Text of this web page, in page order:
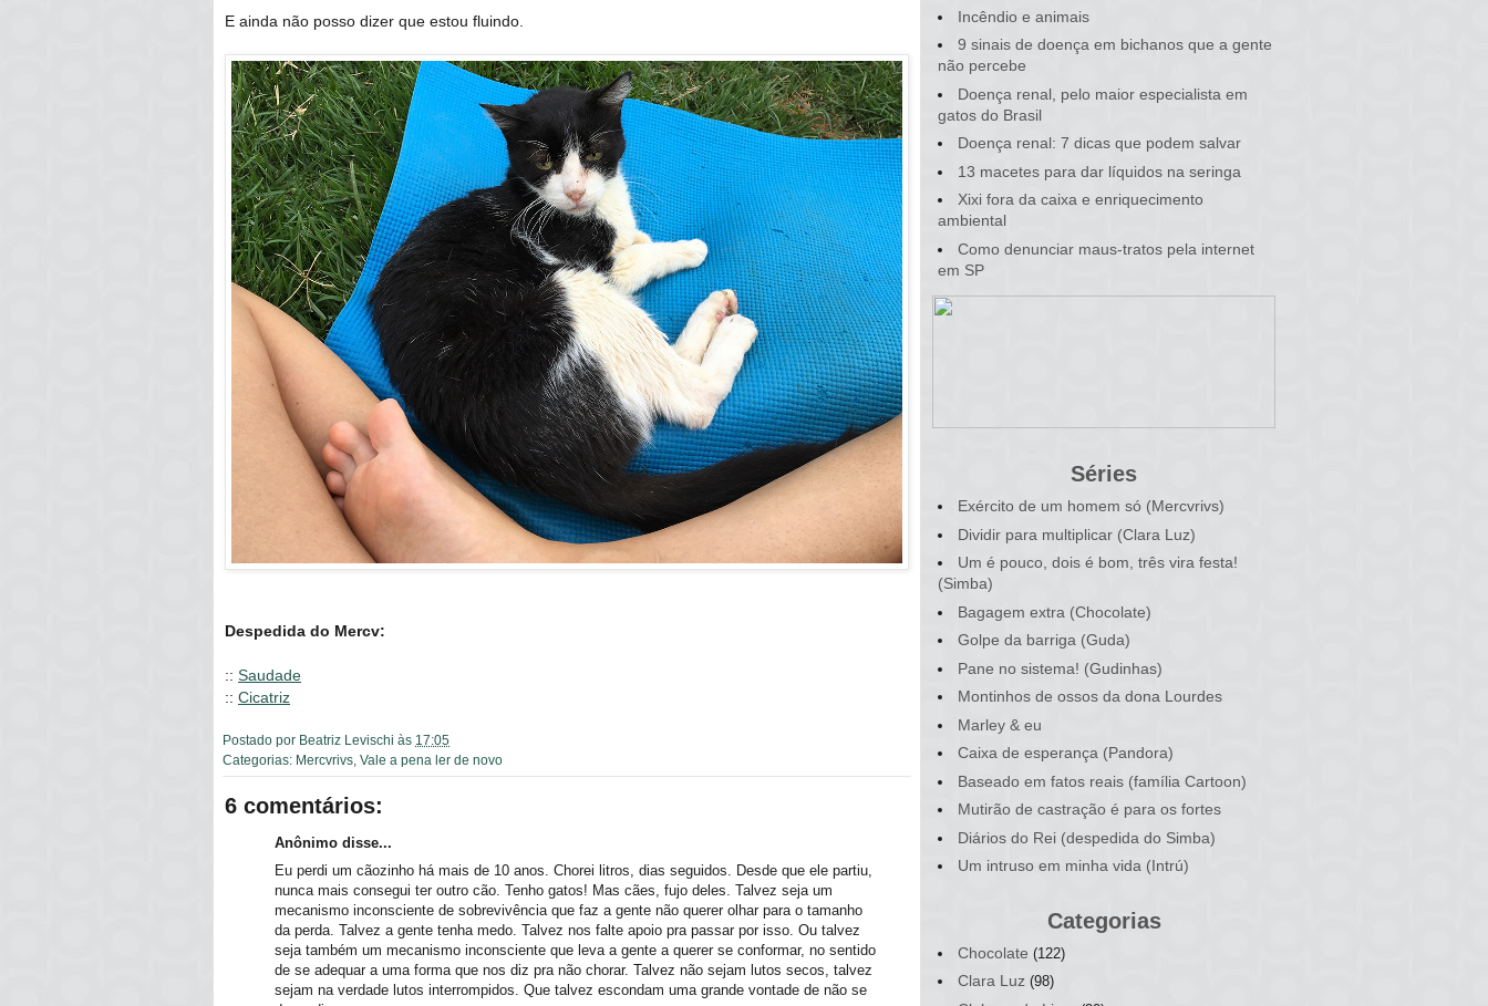
E ainda não posso dizer que estou fluindo.
Despedida do Mercv:
:: Saudade
:: Cicatriz
Postado por Beatriz Levischi às 17:05
Categorias: Mercvrivs Vale a pena ler de novo
6 comentários:
Anônimo disse...
Eu perdi um cãozinho há mais de 10 anos. Chorei litros, dias seguidos. Desde que ele partiu,
nunca mais consegui ter outro cão. Tenho gatos! Mas cães, fujo deles. Talvez seja um
mecanismo inconsciente de sobrevivência que faz a gente não querer olhar para o tamanho
da perda. Talvez a gente tenha medo. Talvez nos falte apoio pra passar por isso. Ou talvez
seja também um mecanismo inconsciente que leva a gente a querer se conformar, no sentido
de se adequar a uma forma que nos diz pra não chorar. Talvez não sejam lutos secos, talvez
sejam na verdade lutos interrompidos. Que talvez escondam uma grande vontade de não se
Incêndio e animais
9 sinais de doença em bichanos que a gente
não percebe
Doença renal, pelo maior especialista em
gatos do Brasil
Doença renal: 7 dicas que podem salvar
13 macetes para dar líquidos na seringa
Xixi fora da caixa e enriquecimento
ambiental
Como denunciar maus-tratos pela internet
em SP
Séries
Exército de um homem só (Mercvrivs)
Dividir para multiplicar (Clara Luz)
Um é pouco, dois é bom, três vira festa!
(Simba)
Bagagem extra (Chocolate)
Golpe da barriga (Guda)
Pane no sistema! (Gudinhas)
Montinhos de ossos da dona Lourdes
Marley & eu
Caixa de esperança (Pandora)
Baseado em fatos reais (família Cartoon)
Mutirão de castração é para os fortes
Diários do Rei (despedida do Simba)
Um intruso em minha vida (Intrú)
Categorias
Chocolate (122)
Clara Luz (98)